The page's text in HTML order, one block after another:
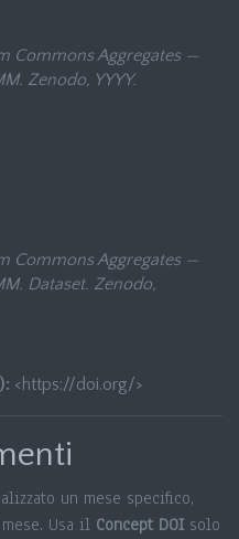
Commons Aggregates —
Zenodo, YYYY.
Commons Aggregates —
Dataset. Zenodo,
<https://doi.org/>
un mese specifico,
Usa il Concept DOI solo